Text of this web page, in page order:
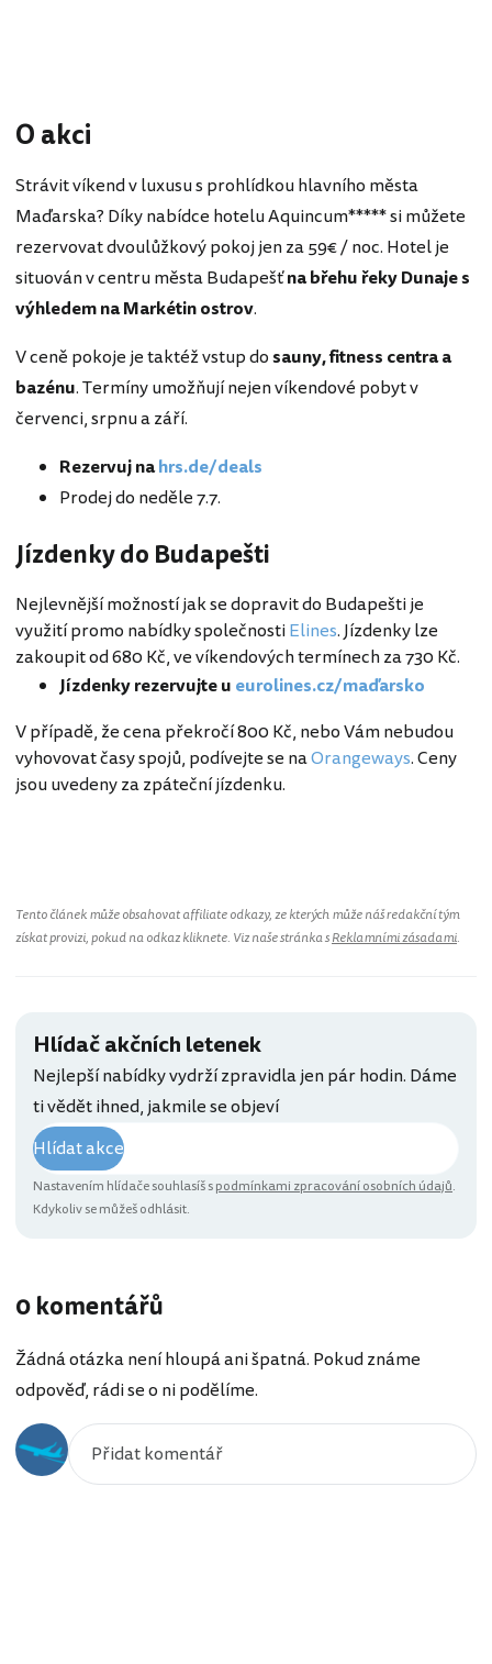
O akci
Strávit víkend v luxusu s prohlídkou hlavního města
Maďarska? Díky nabídce hotelu Aquincum***** si můžete
rezervovat dvoulůžkový pokoj jen za 59€ / noc. Hotel je
situován v centru města Budapešťna břehu řeky Dunaje s
výhledem na Markétin ostrov.
V ceně pokoje je taktéž vstup dosauny, fitness centra a
bazénu. Termíny umožňují nejen víkendové pobyt v
červenci, srpnu a září.
Rezervuj nahrs.de/deals
Prodej do neděle 7.7.
Jízdenky do Budapešti
Nejlevnější možností jak se dopravit do Budapešti je
využití promo nabídky společnostiElines. Jízdenky lze
zakoupit od 680 Kč, ve víkendových termínech za 730 Kč.
Jízdenky rezervujte u eurolines.cz/maďarsko
V případě, že cena překročí 800 Kč, nebo Vám nebudou
vyhovovat časy spojů, podívejte se naOrangeways. Ceny
jsou uvedeny za zpáteční jízdenku.
Tento článek může obsahovat affiliate odkazy, ze kterých může náš redakční tým
získat provizi, pokud na odkaz kliknete. Viz naše stránka sReklamními zásadami.
Hlídač akčních letenek
Nejlepší nabídky vydrží zpravidla jen pár hodin. Dáme
ti vědět ihned, jakmile se objeví
Hlídat akce
Nastavením hlídače souhlasíš spodmínkami zpracování osobních údajů.
Kdykoliv se můžeš odhlásit.
0 komentářů
Žádná otázka není hloupá ani špatná. Pokud známe
odpověď, rádi se o ni podělíme.